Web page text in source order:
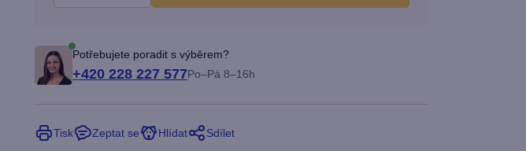
Potřebujete poradit s výběrem?
+420 228 227 577Po–Pá 8–16h
Tisk Zeptat se Hlídat Sdílet